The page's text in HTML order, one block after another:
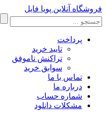
فروشگاه آنلاین پویا فایل
پرداخت
تایید خرید
تراکنش ناموفق
سوابق خرید
تماس با ما
درباره ما
شماره حساب
مشکلات دانلود